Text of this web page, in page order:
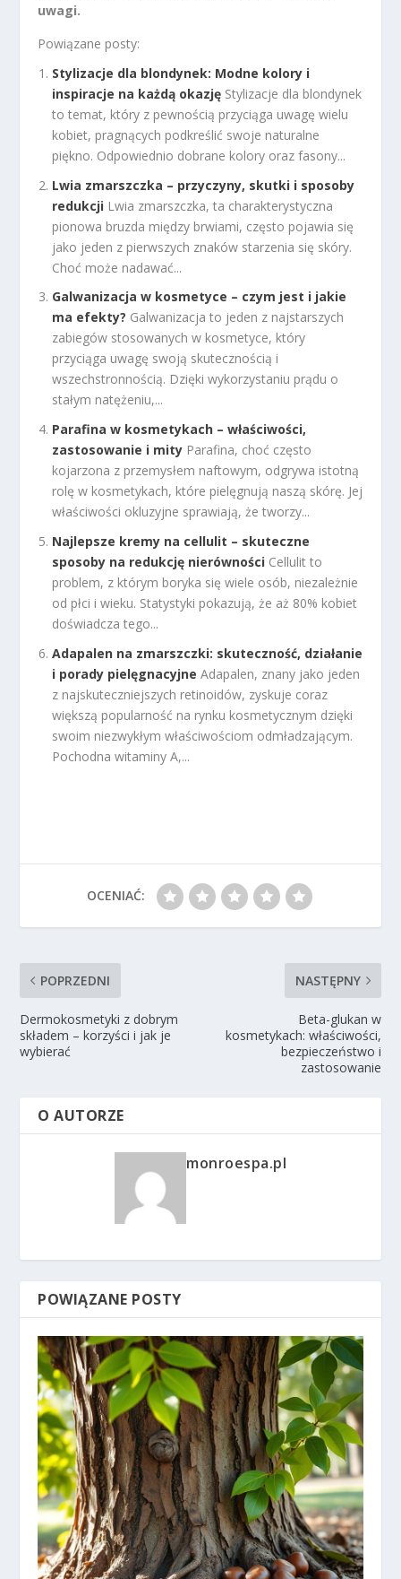
uwagi.
Powiązane posty:
Stylizacje dla blondynek: Modne kolory i
inspiracje na każdą okazję Stylizacje dla blondynek
to temat, który z pewnością przyciąga uwagę wielu
kobiet, pragnących podkreślić swoje naturalne
piękno. Odpowiednio dobrane kolory oraz fasony...
Lwia zmarszczka – przyczyny, skutki i sposoby
redukcji Lwia zmarszczka, ta charakterystyczna
pionowa bruzda między brwiami, często pojawia się
jako jeden z pierwszych znaków starzenia się skóry.
Choć może nadawać...
Galwanizacja w kosmetyce – czym jest i jakie
ma efekty? Galwanizacja to jeden z najstarszych
zabiegów stosowanych w kosmetyce, który
przyciąga uwagę swoją skutecznością i
wszechstronnością. Dzięki wykorzystaniu prądu o
stałym natężeniu,...
Parafina w kosmetykach – właściwości,
zastosowanie i mity Parafina, choć często
kojarzona z przemysłem naftowym, odgrywa istotną
rolę w kosmetykach, które pielęgnują naszą skórę. Jej
właściwości okluzyjne sprawiają, że tworzy...
Najlepsze kremy na cellulit – skuteczne
sposoby na redukcję nierówności Cellulit to
problem, z którym boryka się wiele osób, niezależnie
od płci i wieku. Statystyki pokazują, że aż 80% kobiet
doświadcza tego...
Adapalen na zmarszczki: skuteczność, działanie
i porady pielęgnacyjne Adapalen, znany jako jeden
z najskuteczniejszych retinoidów, zyskuje coraz
większą popularność na rynku kosmetycznym dzięki
swoim niezwykłym właściwościom odmładzającym.
Pochodna witaminy A,...
OCENIAĆ:
POPRZEDNI
Dermokosmetyki z dobrym
składem – korzyści i jak je
wybierać
NASTĘPNY
Beta-glukan w
kosmetykach: właściwości,
bezpieczeństwo i
zastosowanie
O AUTORZE
monroespa.pl
POWIĄZANE POSTY